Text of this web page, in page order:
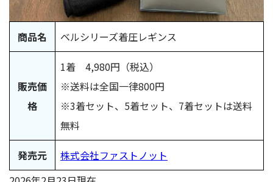
る？
ベルシリーズ着圧レギンスの洗濯・お手入れの注意点はあ
る？
ベルシリーズ着圧レギンスは妊娠中や産後でも履いて大丈
ベルシリーズ着圧レギンス着用でヒップラインはどう見え
おしゃれも叶う！ベルシリーズ着圧レギンスで美脚ケア
商品名 ベルシリーズ着圧レギンス
販売価
格
1着 4,980円（税込）
※送料は全国一律800円
※3着セット、5着セット、7着セットは送料
無料
発売元
株式会社ファストノット